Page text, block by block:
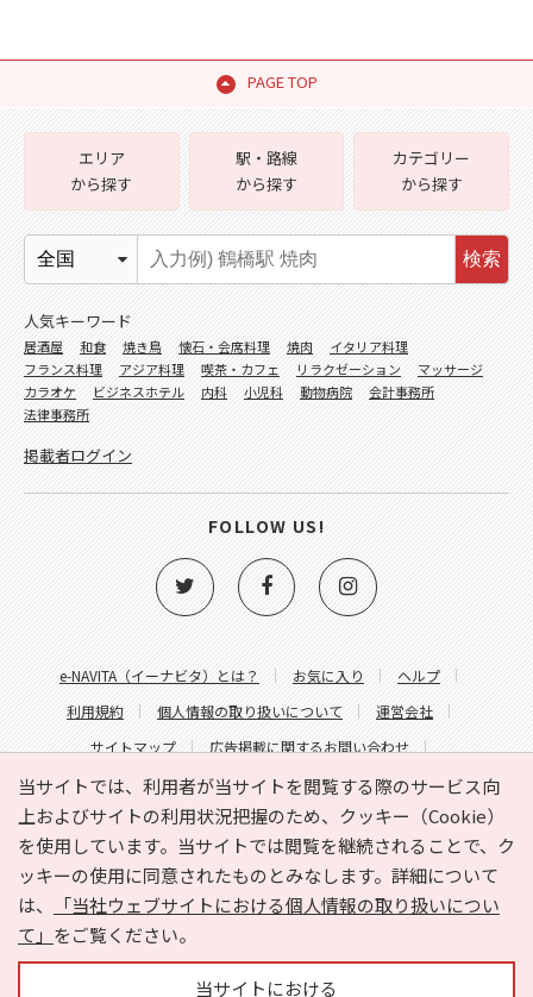
PAGE TOP
当サイトでは、利用者が当サイトを閲覧する際のサービス向
上およびサイトの利用状況把握のため、クッキー（Cookie）
を使用しています。当サイトでは閲覧を継続されることで、ク
ッキーの使用に同意されたものとみなします。詳細について
は、
「当社ウェブサイトにおける個人情報の取り扱いについ
て」 をご覧ください。
当サイトにおける
e-NAVITA（イーナビタ）とは？ お気に入り
ヘルプ
利用規約
個人情報の取り扱いについて
運営会社
サイトマップ
広告掲載に関するお問い合わせ
サイトの内容に関するお問い合わせ
エリア
から探す
駅・路線
から探す
カテゴリー
から探す
検索
人気キーワード
居酒屋 和食 焼き鳥 懐石・会席料理 焼肉
イタリア料理
フランス料理
アジア料理 喫茶・カフェ リラクゼーション
マッサージ
カラオケ
ビジネスホテル 内科 小児科 動物病院
会計事務所
法律事務所
掲載者ログイン
FOLLOW US!
Copyright © HYOJITO.Co.,Ltd. All Rights Reserved.